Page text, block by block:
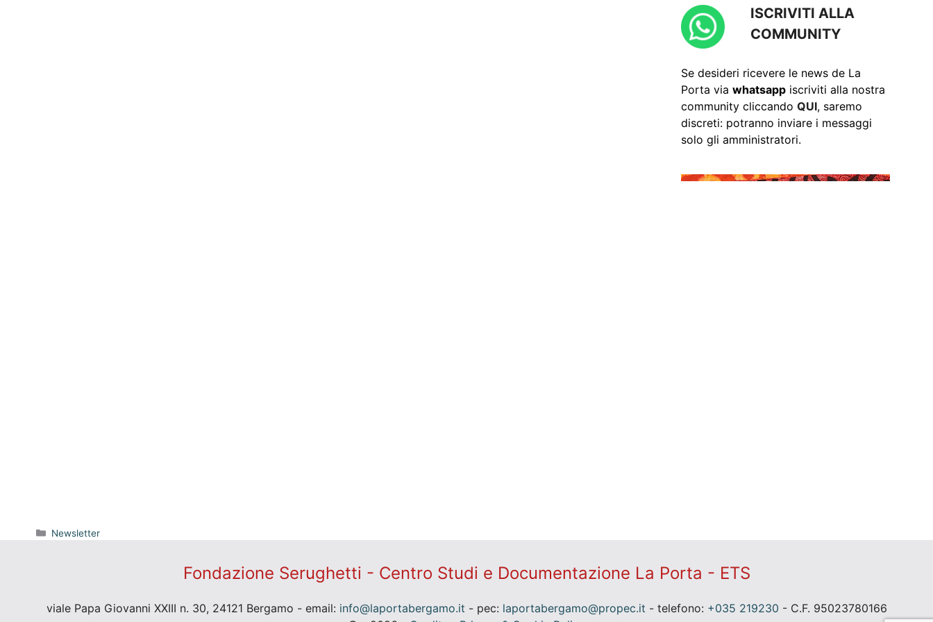
Categorie
Newsletter
ISCRIVITI ALLA
COMMUNITY
Se desideri ricevere le news de La
Porta via whatsapp iscriviti alla nostra
community cliccando QUI, saremo
discreti: potranno inviare i messaggi
solo gli amministratori.
Fondazione Serughetti - Centro Studi e Documentazione La Porta - ETS
viale Papa Giovanni XXIII n. 30, 24121 Bergamo - email: info@laportabergamo.it - pec: laportabergamo@propec.it - telefono: +035 219230 - C.F. 95023780166